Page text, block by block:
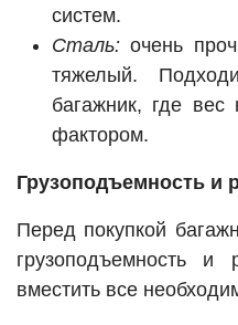
систем.
Сталь: очень
тяжелый.
багажник, где вес
фактором.
Грузоподъемность и
Перед покупкой
грузоподъемность
вместить все